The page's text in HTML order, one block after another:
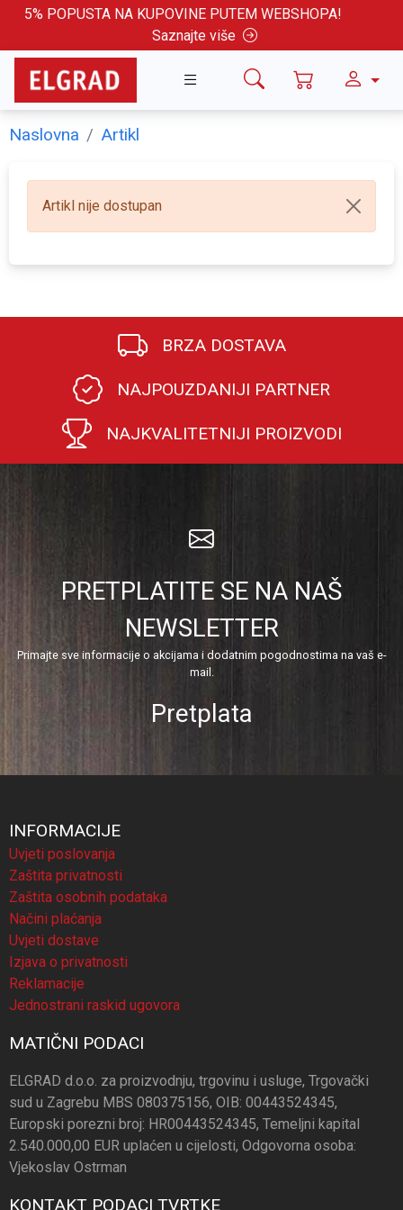
5% POPUSTA NA KUPOVINE PUTEM WEBSHOPA!
Saznajte više
Naslovna Artikl
Artikl nije dostupan
BRZA DOSTAVA
NAJPOUZDANIJI PARTNER
NAJKVALITETNIJI PROIZVODI
PRETPLATITE SE NA NAŠ
NEWSLETTER
Primajte sve informacije o akcijama i dodatnim pogodnostima na vaš e-
mail.
Pretplata
INFORMACIJE
Uvjeti poslovanja
Zaštita privatnosti
Zaštita osobnih podataka
Načini plaćanja
Uvjeti dostave
Izjava o privatnosti
Reklamacije
Jednostrani raskid ugovora
MATIČNI PODACI
ELGRAD d.o.o. za proizvodnju, trgovinu i usluge, Trgovački
sud u Zagrebu MBS 080375156, OIB: 00443524345,
Europski porezni broj: HR00443524345, Temeljni kapital
2.540.000,00 EUR uplaćen u cijelosti, Odgovorna osoba:
Vjekoslav Ostrman
KONTAKT PODACI TVRTKE